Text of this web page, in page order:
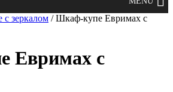
зеркалом / Шкаф-купе Евримах с
Евримах с